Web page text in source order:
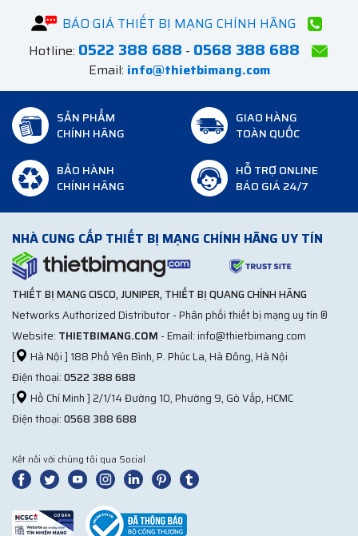
BÁO GIÁ THIẾT BỊ MẠNG CHÍNH HÃNG
Hotline: 0522 388 688 - 0568 388 688
Email: info@thietbimang.com
SẢN PHẨM
CHÍNH HÃNG
GIAO HÀNG
TOÀN QUỐC
BẢO HÀNH
CHÍNH HÃNG
HỖ TRỢ ONLINE
BÁO GIÁ 24/7
NHÀ CUNG CẤP THIẾT BỊ MẠNG CHÍNH HÃNG UY TÍN
THIẾT BỊ MẠNG CISCO, JUNIPER, THIẾT BỊ QUANG CHÍNH HÃNG
Networks Authorized Distributor - Phân phối thiết bị mạng uy tín ®
Website: THIETBIMANG.COM - Email: info@thietbimang.com
[
Hà Nội ] 188 Phố Yên Bình, P. Phúc La, Hà Đông, Hà Nội
Điện thoại:0522 388 688
[
Hồ Chí Minh ] 2/1/14 Đường 10, Phường 9, Gò Vấp, HCMC
Điện thoại:0568 388 688
Kết nối với chúng tôi qua Social